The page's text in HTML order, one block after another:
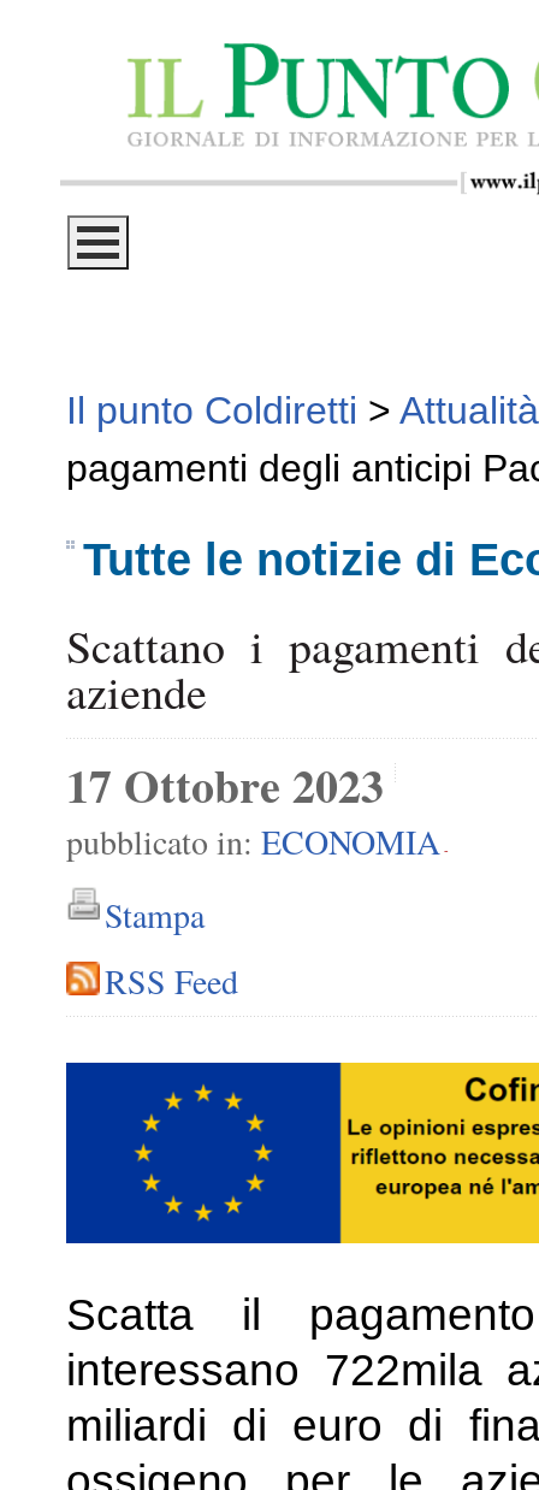
Il punto Coldiretti > Attualità
pagamenti degli anticipi
Tutte le notizie di
Scattano i pagamenti
aziende
17 Ottobre 2023
pubblicato in: ECONOMIA -
Stampa
RSS Feed
Scatta il
interessano 722mila
miliardi di euro di